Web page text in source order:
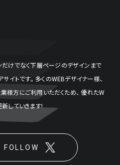
だけでなく下層ページのデザインまで
イトです。 多くのWEBデザイナー様、
様方にご利用いただくため、 優れたW
していきます!